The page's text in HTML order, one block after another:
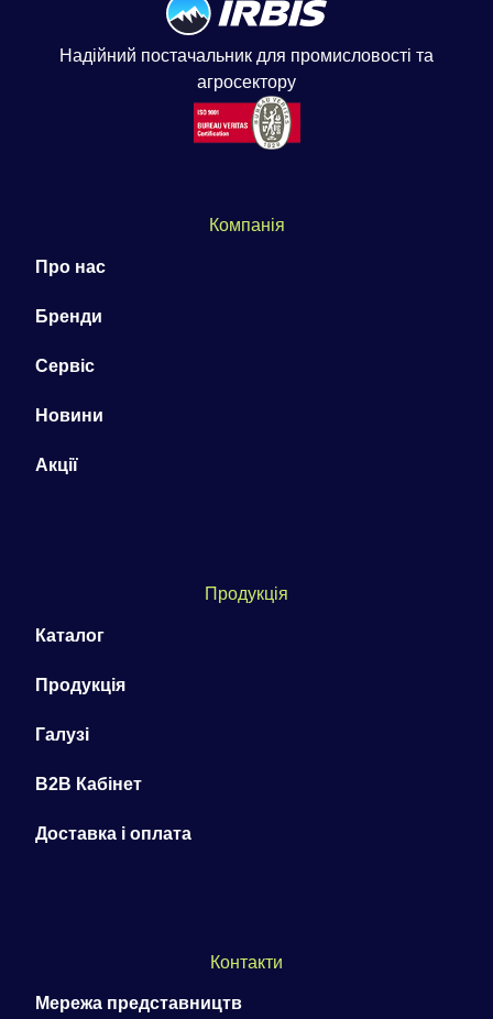
Надійний постачальник для промисловості та
агросектору
Компанія
Про нас
Бренди
Сервіс
Новини
Акції
Продукція
Каталог
Продукція
Галузі
B2B Кабінет
Доставка і оплата
Контакти
Мережа представництв